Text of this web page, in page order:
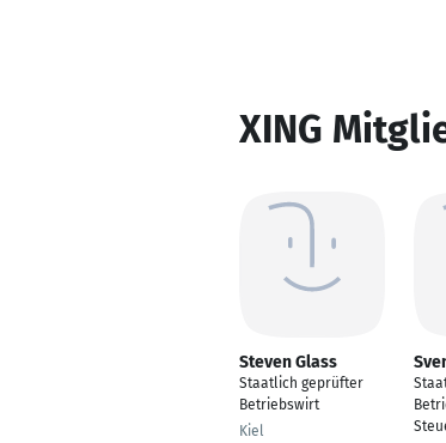
XING
Steven Glass
Staatlich geprüfter
Betriebswirt
Kiel